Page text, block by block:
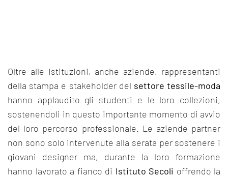
Oltre alle Istituzioni, anche aziende, rappresentanti
della stampa e stakeholder del settore tessile-moda
hanno applaudito gli studenti e le loro collezioni,
sostenendoli in questo importante momento di avvio
del loro percorso professionale. Le aziende partner
non sono solo intervenute alla serata per sostenere i
giovani designer ma, durante la loro formazione
hanno lavorato a fianco di Istituto Secoli offrendo la